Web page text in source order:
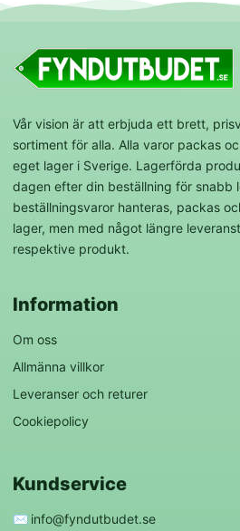
Vår vision är att erbjuda ett brett,
sortiment för alla. Alla varor packas
eget lager i Sverige. Lagerförda
dagen efter din beställning för snabb
beställningsvaror hanteras, packas
lager, men med något längre
respektive produkt.
Information
Om oss
Allmänna villkor
Leveranser och returer
Cookiepolicy
Kundservice
✉️ info@fyndutbudet.se